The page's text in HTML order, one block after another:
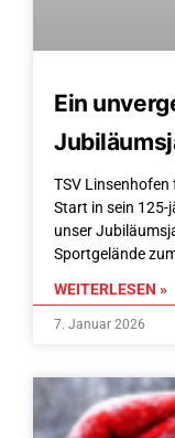
Ein
TSV
Start in sein 125-
unser
Sportgelände
WEITERLESEN »
7. Januar 2026